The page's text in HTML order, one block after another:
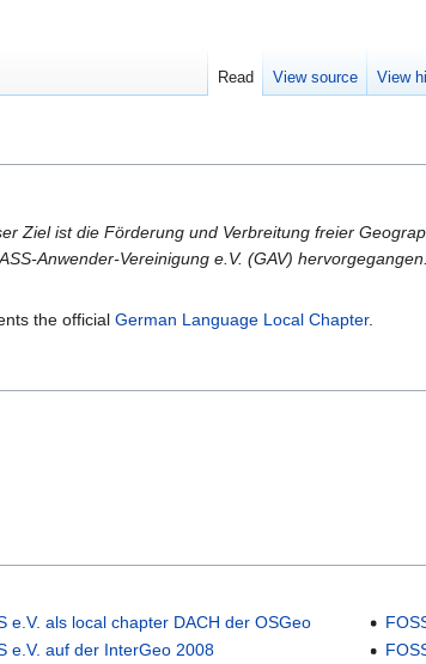
Ziel ist die Förderung und Verbreitung freier
Anwender-Vereinigung e.V. (GAV)
the official German Language Local Chapter.
e.V. als local chapter DACH der OSGeo
e.V. auf der InterGeo 2008
Read View source View